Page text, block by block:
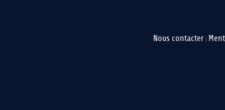
Nous contacter |